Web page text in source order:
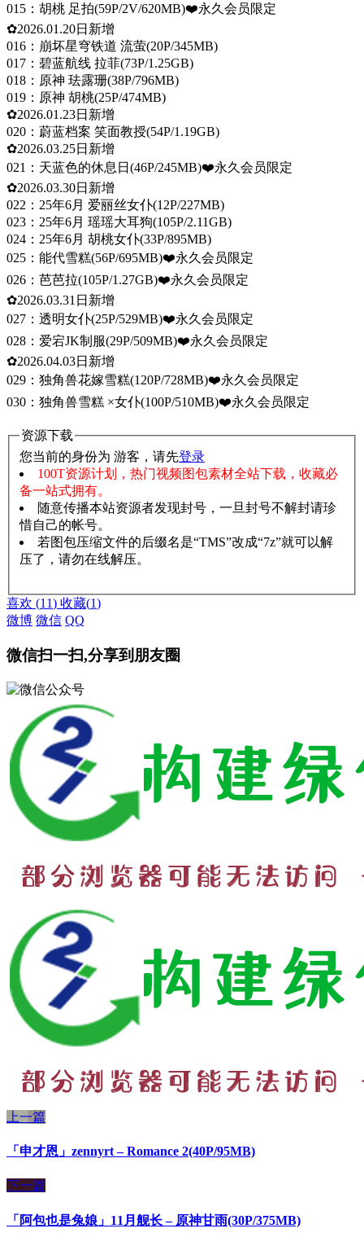
015：胡桃 足拍(59P/2V/620MB)❤️永久会员限定
✿2026.01.20日新增
016：崩坏星穹铁道 流萤(20P/345MB)
017：碧蓝航线 拉菲(73P/1.25GB)
018：原神 珐露珊(38P/796MB)
019：原神 胡桃(25P/474MB)
✿2026.01.23日新增
020：蔚蓝档案 笑面教授(54P/1.19GB)
✿2026.03.25日新增
021：天蓝色的休息日(46P/245MB)❤️永久会员限定
✿2026.03.30日新增
022：25年6月 爱丽丝女仆(12P/227MB)
023：25年6月 瑶瑶大耳狗(105P/2.11GB)
024：25年6月 胡桃女仆(33P/895MB)
025：能代雪糕(56P/695MB)❤️永久会员限定
026：芭芭拉(105P/1.27GB)❤️永久会员限定
✿2026.03.31日新增
027：透明女仆(25P/529MB)❤️永久会员限定
028：爱宕JK制服(29P/509MB)❤️永久会员限定
✿2026.04.03日新增
029：独角兽花嫁雪糕(120P/728MB)❤️永久会员限定
030：独角兽雪糕 ×女仆(100P/510MB)❤️永久会员限定
资源下载
您当前的身份为 游客，请先登录
100T资源计划，热门视频图包素材全站下载，收藏必
备一站式拥有。
随意传播本站资源者发现封号，一旦封号不解封请珍
惜自己的帐号。
若图包压缩文件的后缀名是“TMS”改成“7z”就可以解
压了，请勿在线解压。
喜欢 (11) 收藏(1)
微博 微信 QQ
微信扫一扫,分享到朋友圈
上一篇
「申才恩」zennyrt – Romance 2(40P/95MB)
下一篇
「阿包也是兔娘」11月舰长 – 原神甘雨(30P/375MB)